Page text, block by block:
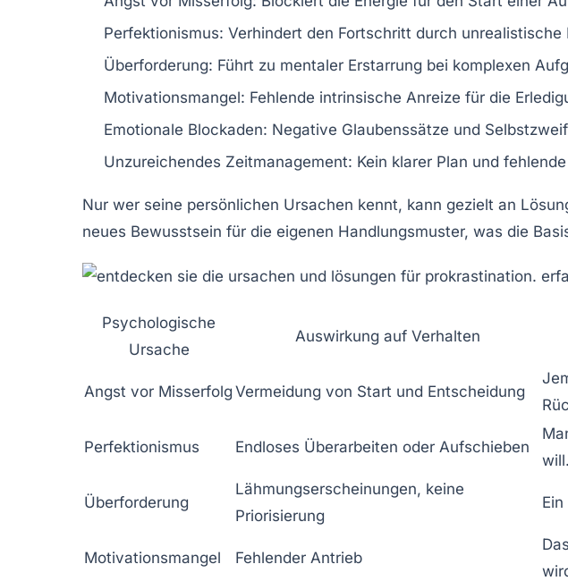
Perfektionismus: Verhindert den Fortschritt durch unrealistische
Überforderung: Führt zu mentaler Erstarrung bei komplexen
Motivationsmangel: Fehlende intrinsische Anreize für die
Emotionale Blockaden: Negative Glaubenssätze und
Unzureichendes Zeitmanagement: Kein klarer Plan und
Nur wer seine persönlichen Ursachen kennt, kann gezielt an
neues Bewusstsein für die eigenen Handlungsmuster, was die
Psychologische
Ursache
Auswirkung auf Verhalten
Angst vor Misserfolg Vermeidung von Start und Entscheidung
Perfektionismus Endloses Überarbeiten oder Aufschieben
will.
Überforderung
Lähmungserscheinungen, keine
Priorisierung
Motivationsmangel Fehlender Antrieb